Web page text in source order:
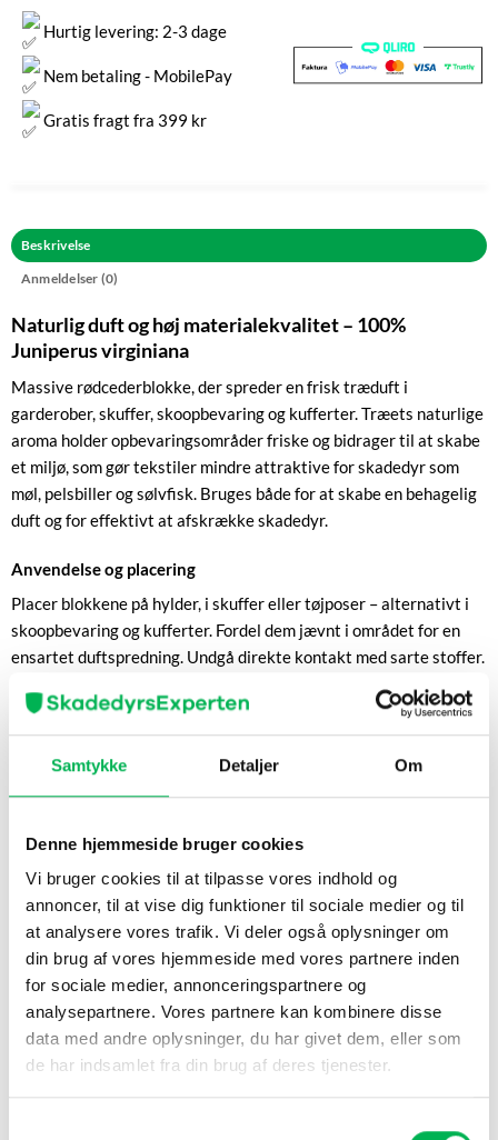
Samtykke Detaljer Om
Denne hjemmeside bruger cookies
Vi bruger cookies til at tilpasse vores indhold og
annoncer, til at vise dig funktioner til sociale medier og til
at analysere vores trafik. Vi deler også oplysninger om
din brug af vores hjemmeside med vores partnere inden
for sociale medier, annonceringspartnere og
analysepartnere. Vores partnere kan kombinere disse
data med andre oplysninger, du har givet dem, eller som
de har indsamlet fra din brug af deres tjenester.
Hurtig levering: 2-3 dage
Nem betaling - MobilePay
Gratis fragt fra 399 kr
Beskrivelse
Anmeldelser (0)
Naturlig duft og høj materialekvalitet – 100%
Juniperus virginiana
Massive rødcederblokke, der spreder en frisk træduft i
garderober, skuffer, skoopbevaring og kufferter. Træets naturlige
aroma holder opbevaringsområder friske og bidrager til at skabe
et miljø, som gør tekstiler mindre attraktive for skadedyr som
møl, pelsbiller og sølvfisk. Bruges både for at skabe en behagelig
duft og for effektivt at afskrække skadedyr.
Anvendelse og placering
Placer blokkene på hylder, i skuffer eller tøjposer – alternativt i
skoopbevaring og kufferter. Fordel dem jævnt i området for en
ensartet duftspredning. Undgå direkte kontakt med sarte stoffer.
Fordele
5 blokke i premium rødcedertræ til flere opbevaringsområder
Spreder frisk, naturlig træduft i opbevaringen
Genanvendelige med lang holdbarhed – duften kan fornyes
Formstabile blokke, der er nemme at flytte og placere
Pakket i en stilren rød organzapose
Sådan bruges produktet
Fordel 1–2 blokke pr. skuffe eller 2–4 pr. garderobe afhængigt
af størrelse.
Placer blokkene på hylder eller i en lille stofpose tæt på
tekstiler.
Forny duften hver tredje–sjette måned ved let at slibe